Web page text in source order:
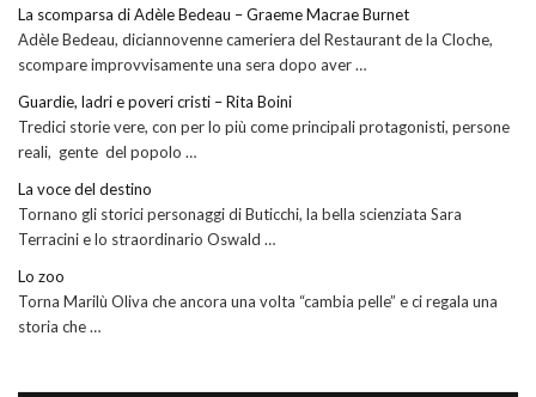
La scomparsa di Adèle Bedeau – Graeme Macrae Burnet
Adèle Bedeau, diciannovenne cameriera del Restaurant de la Cloche,
scompare improvvisamente una sera dopo aver …
Guardie, ladri e poveri cristi – Rita Boini
Tredici storie vere, con per lo più come principali protagonisti, persone
reali, gente del popolo …
La voce del destino
Tornano gli storici personaggi di Buticchi, la bella scienziata Sara
Terracini e lo straordinario Oswald …
Lo zoo
Torna Marilù Oliva che ancora una volta “cambia pelle” e ci regala una
storia che …